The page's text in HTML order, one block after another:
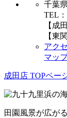
千葉
TEL
【成
【東
アク
マッ
成田店 TOPペー
田園風景が広が